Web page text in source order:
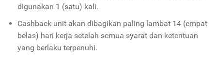
digunakan 1 (satu) kali.
Cashback unit akan dibagikan paling lambat 14 (empat
belas) hari kerja setelah semua syarat dan ketentuan
yang berlaku terpenuhi.